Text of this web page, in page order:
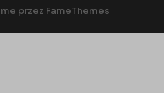
przez FameThemes